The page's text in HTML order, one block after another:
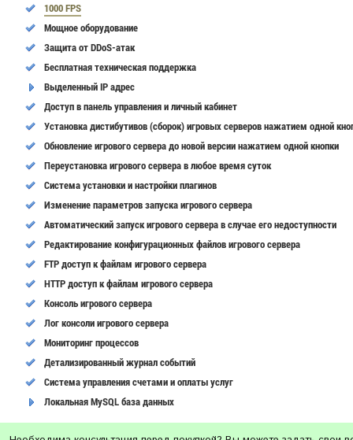
1000 FPS
Мощное оборудование
Защита от DDoS-атак
Бесплатная техническая поддержка
Выделенный IP адрес
Доступ в панель управления и личный кабинет
Установка дистибутивов (сборок) игровых серверов нажатием одной
Обновление игрового сервера до новой версии нажатием одной кнопки
Переустановка игрового сервера в любое время суток
Cистема установки и настройки плагинов
Изменение параметров запуска игрового сервера
Автоматический запуск игрового сервера в случае его недоступности
Редактирование конфигурационных файлов игрового сервера
FTP доступ к файлам игрового сервера
HTTP доступ к файлам игрового сервера
Консоль игрового сервера
Лог консоли игрового сервера
Мониторинг процессов
Детализированный журнал событий
Система управления счетами и оплаты услуг
Локальная MySQL база данных